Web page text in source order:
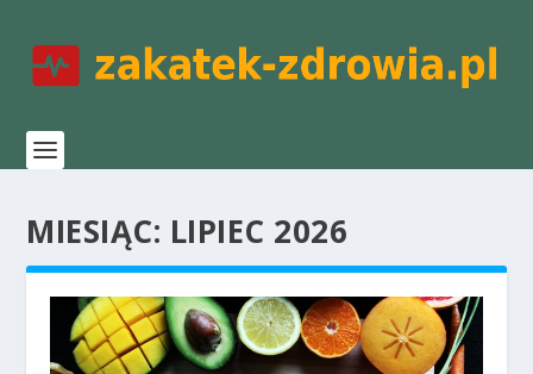
MIESIĄC: LIPIEC 2026